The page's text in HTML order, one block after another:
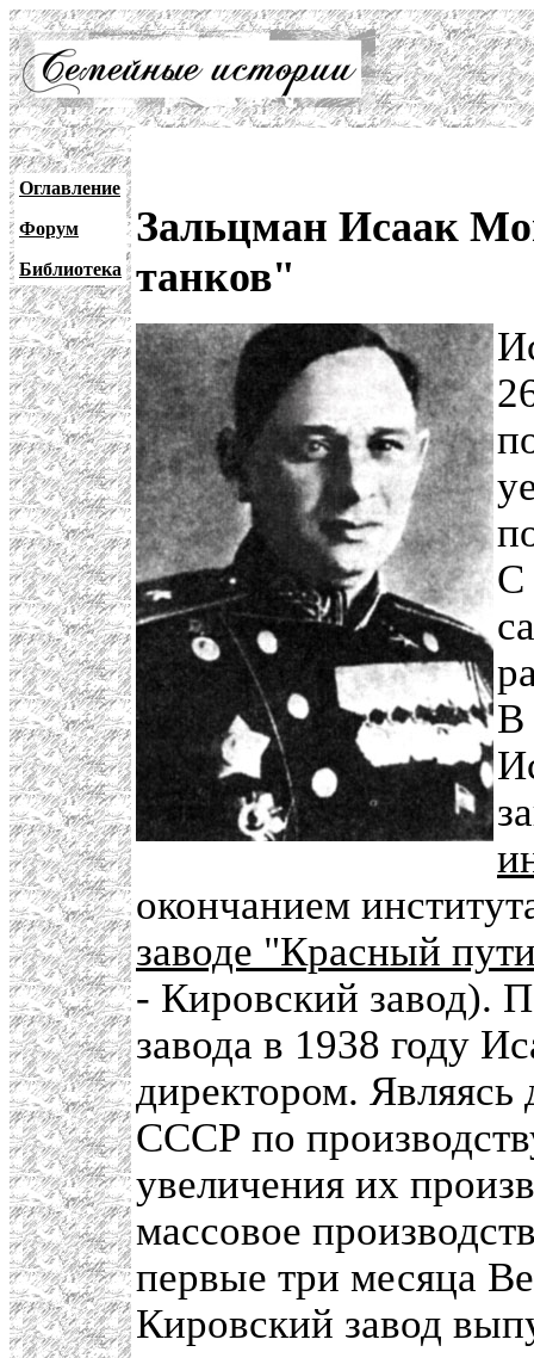
Оглавление
Форум
Библиотека
Зальцман Исаак
танков"
С
В
окончанием
заводе "Красный
- Кировский завод).
завода в 1938 году
директором. Являясь
СССР по
увеличения их
массовое
первые три месяца
Кировский завод